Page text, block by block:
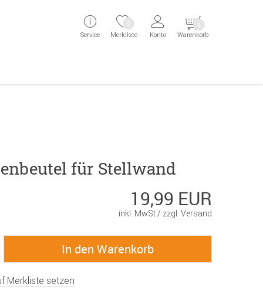
Service Merkliste
0
Konto Warenkorb
0
für Stellwand
19,99 EUR
inkl. MwSt / zzgl. Versand
Merkliste setzen